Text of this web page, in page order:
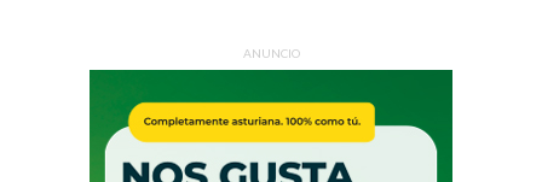
ANUNCIO